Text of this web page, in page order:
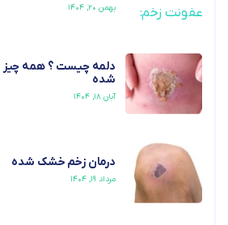
بهمن ۲۰, ۱۴۰۴
دلمه چیست ؟ همه چیز
شده
آبان ۱۸, ۱۴۰۴
درمان زخم خشک شده
مرداد ۱۹, ۱۴۰۴